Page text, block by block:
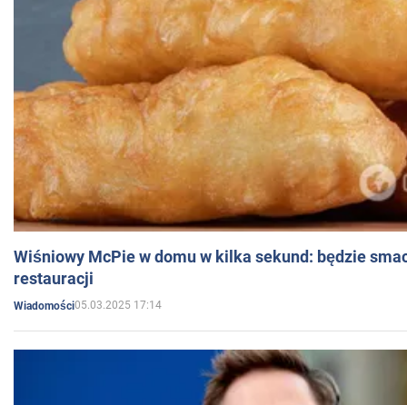
Wiśniowy McPie w domu w kilka sekund: będzie
restauracji
Wiadomości05.03.2025 17:14